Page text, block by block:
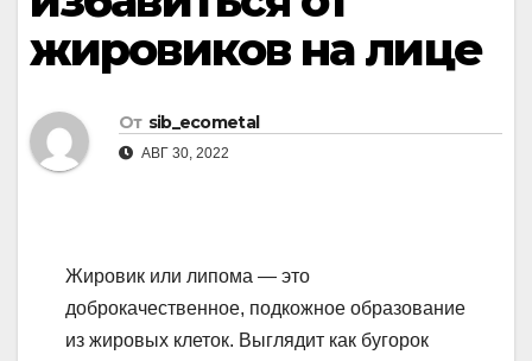
жировиков на лице
От sib_ecometal
АВГ 30, 2022
Жировик или липома — это
доброкачественное, подкожное образование
из жировых клеток. Выглядит как бугорок